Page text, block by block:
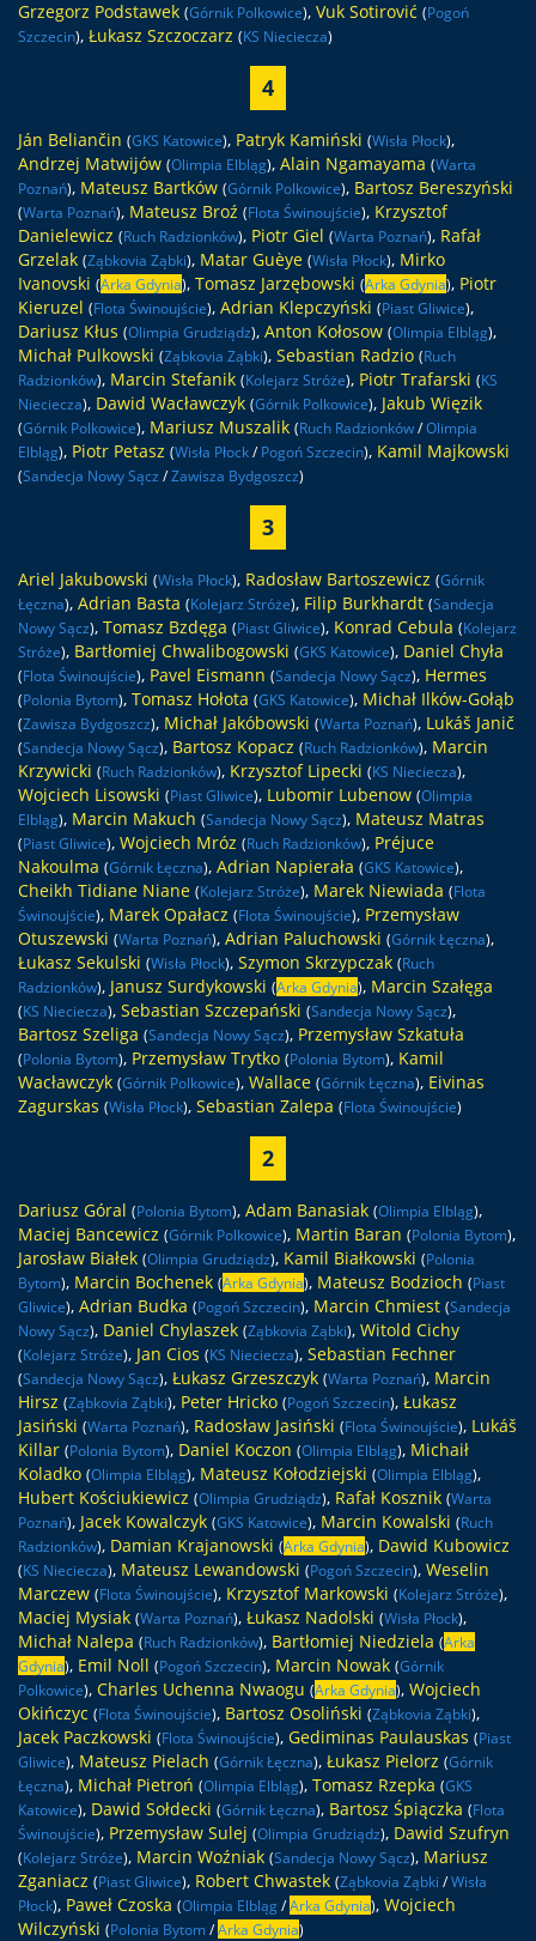
Grzegorz Podstawek (Górnik Polkowice), Vuk Sotirović (Pogoń
Szczecin), Łukasz Szczoczarz (KS Nieciecza)
4
Ján Beliančin (GKS Katowice), Patryk Kamiński (Wisła Płock),
Andrzej Matwijów (Olimpia Elbląg), Alain Ngamayama (Warta
Poznań), Mateusz Bartków (Górnik Polkowice), Bartosz Bereszyński
(Warta Poznań), Mateusz Broź (Flota Świnoujście), Krzysztof
Danielewicz (Ruch Radzionków), Piotr Giel (Warta Poznań), Rafał
Grzelak (Ząbkovia Ząbki), Matar Guèye (Wisła Płock), Mirko
Ivanovski (Arka Gdynia), Tomasz Jarzębowski (Arka Gdynia), Piotr
Kieruzel (Flota Świnoujście), Adrian Klepczyński (Piast Gliwice),
Dariusz Kłus (Olimpia Grudziądz), Anton Kołosow (Olimpia Elbląg),
Michał Pulkowski (Ząbkovia Ząbki), Sebastian Radzio (Ruch
Radzionków), Marcin Stefanik (Kolejarz Stróże), Piotr Trafarski (KS
Nieciecza), Dawid Wacławczyk (Górnik Polkowice), Jakub Więzik
(Górnik Polkowice), Mariusz Muszalik (Ruch Radzionków/Olimpia
Elbląg), Piotr Petasz (Wisła Płock/Pogoń Szczecin), Kamil Majkowski
(Sandecja Nowy Sącz /Zawisza Bydgoszcz)
3
Ariel Jakubowski (Wisła Płock), Radosław Bartoszewicz (Górnik
Łęczna), Adrian Basta (Kolejarz Stróże), Filip Burkhardt (Sandecja
Nowy Sącz), Tomasz Bzdęga (Piast Gliwice), Konrad Cebula (Kolejarz
Stróże), Bartłomiej Chwalibogowski (GKS Katowice), Daniel Chyła
(Flota Świnoujście), Pavel Eismann (Sandecja Nowy Sącz), Hermes
(Polonia Bytom), Tomasz Hołota (GKS Katowice), Michał Ilków-Gołąb
(Zawisza Bydgoszcz), Michał Jakóbowski (Warta Poznań), Lukáš Janič
(Sandecja Nowy Sącz), Bartosz Kopacz (Ruch Radzionków), Marcin
Krzywicki (Ruch Radzionków), Krzysztof Lipecki (KS Nieciecza),
Wojciech Lisowski (Piast Gliwice), Lubomir Lubenow (Olimpia
Elbląg), Marcin Makuch (Sandecja Nowy Sącz), Mateusz Matras
(Piast Gliwice), Wojciech Mróz (Ruch Radzionków), Préjuce
Nakoulma (Górnik Łęczna), Adrian Napierała (GKS Katowice),
Cheikh Tidiane Niane (Kolejarz Stróże), Marek Niewiada (Flota
Świnoujście), Marek Opałacz (Flota Świnoujście), Przemysław
Otuszewski (Warta Poznań), Adrian Paluchowski (Górnik Łęczna),
Łukasz Sekulski (Wisła Płock), Szymon Skrzypczak (Ruch
Radzionków), Janusz Surdykowski (Arka Gdynia), Marcin Szałęga
(KS Nieciecza), Sebastian Szczepański (Sandecja Nowy Sącz),
Bartosz Szeliga (Sandecja Nowy Sącz), Przemysław Szkatuła
(Polonia Bytom), Przemysław Trytko (Polonia Bytom), Kamil
Wacławczyk (Górnik Polkowice), Wallace (Górnik Łęczna), Eivinas
Zagurskas (Wisła Płock), Sebastian Zalepa (Flota Świnoujście)
2
Dariusz Góral (Polonia Bytom), Adam Banasiak (Olimpia Elbląg),
Maciej Bancewicz (Górnik Polkowice), Martin Baran (Polonia Bytom),
Jarosław Białek (Olimpia Grudziądz), Kamil Białkowski (Polonia
Bytom), Marcin Bochenek (Arka Gdynia), Mateusz Bodzioch (Piast
Gliwice), Adrian Budka (Pogoń Szczecin), Marcin Chmiest (Sandecja
Nowy Sącz), Daniel Chylaszek (Ząbkovia Ząbki), Witold Cichy
(Kolejarz Stróże), Jan Cios (KS Nieciecza), Sebastian Fechner
(Sandecja Nowy Sącz), Łukasz Grzeszczyk (Warta Poznań), Marcin
Hirsz (Ząbkovia Ząbki), Peter Hricko (Pogoń Szczecin), Łukasz
Jasiński (Warta Poznań), Radosław Jasiński (Flota Świnoujście), Lukáš
Killar (Polonia Bytom), Daniel Koczon (Olimpia Elbląg), Michaił
Koladko (Olimpia Elbląg), Mateusz Kołodziejski (Olimpia Elbląg),
Hubert Kościukiewicz (Olimpia Grudziądz), Rafał Kosznik (Warta
Poznań), Jacek Kowalczyk (GKS Katowice), Marcin Kowalski (Ruch
Radzionków), Damian Krajanowski (Arka Gdynia), Dawid Kubowicz
(KS Nieciecza), Mateusz Lewandowski (Pogoń Szczecin), Weselin
Marczew (Flota Świnoujście), Krzysztof Markowski (Kolejarz Stróże),
Maciej Mysiak (Warta Poznań), Łukasz Nadolski (Wisła Płock),
Michał Nalepa (Ruch Radzionków), Bartłomiej Niedziela (Arka
Gdynia), Emil Noll (Pogoń Szczecin), Marcin Nowak (Górnik
Polkowice), Charles Uchenna Nwaogu (Arka Gdynia), Wojciech
Okińczyc (Flota Świnoujście), Bartosz Osoliński (Ząbkovia Ząbki),
Jacek Paczkowski (Flota Świnoujście), Gediminas Paulauskas (Piast
Gliwice), Mateusz Pielach (Górnik Łęczna), Łukasz Pielorz (Górnik
Łęczna), Michał Pietroń (Olimpia Elbląg), Tomasz Rzepka (GKS
Katowice), Dawid Sołdecki (Górnik Łęczna), Bartosz Śpiączka (Flota
Świnoujście), Przemysław Sulej (Olimpia Grudziądz), Dawid Szufryn
(Kolejarz Stróże), Marcin Woźniak (Sandecja Nowy Sącz), Mariusz
Zganiacz (Piast Gliwice), Robert Chwastek (Ząbkovia Ząbki /Wisła
Płock), Paweł Czoska (Olimpia Elbląg/Arka Gdynia), Wojciech
Wilczyński (Polonia Bytom/Arka Gdynia)